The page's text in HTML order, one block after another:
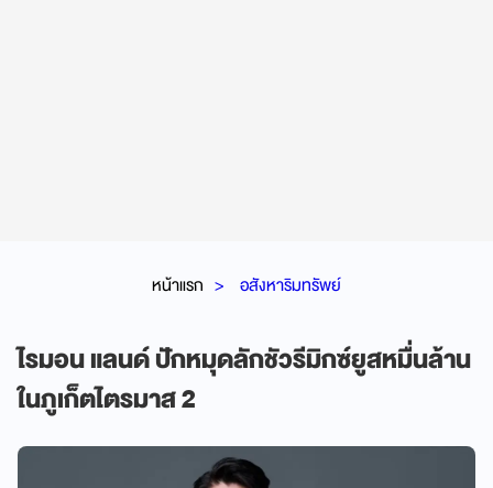
หน้าแรก อสังหาริมทรัพย์
ไรมอน แลนด์ ปักหมุดลักชัวรีมิกซ์ยูสหมื่นล้าน
ในภูเก็ตไตรมาส 2